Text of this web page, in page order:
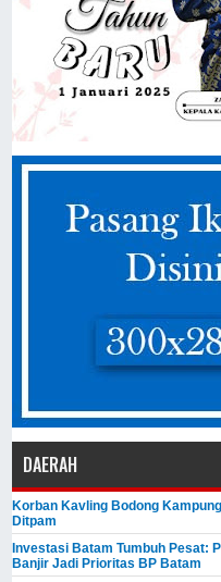
DAERAH
Korban Kavling Bodong
Ditpam
Investasi Batam Tumbuh Pesat:
Banjir Jadi Prioritas BP Batam